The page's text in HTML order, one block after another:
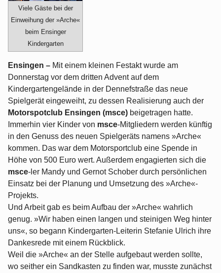
Viele Gäste bei der
Einweihung der »Arche«
beim Ensinger
Kindergarten
Ensingen – Mit einem kleinen Festakt wurde am
Donnerstag vor dem dritten Advent auf dem
Kindergartengelände in der Dennefstraße das neue
Spielgerät eingeweiht, zu dessen Realisierung auch der
Motorspotclub Ensingen (msce) beigetragen hatte.
Immerhin vier Kinder von msce-Mitgliedern werden künftig
in den Genuss des neuen Spielgeräts namens »Arche«
kommen. Das war dem Motorsportclub eine Spende in
Höhe von 500 Euro wert. Außerdem engagierten sich die
msce-ler Mandy und Gernot Schober durch persönlichen
Einsatz bei der Planung und Umsetzung des »Arche«-
Projekts.
Und Arbeit gab es beim Aufbau der »Arche« wahrlich
genug. »Wir haben einen langen und steinigen Weg hinter
uns«, so begann Kindergarten-Leiterin Stefanie Ulrich ihre
Dankesrede mit einem Rückblick.
Weil die »Arche« an der Stelle aufgebaut werden sollte,
wo seither ein Sandkasten zu finden war, musste zunächst